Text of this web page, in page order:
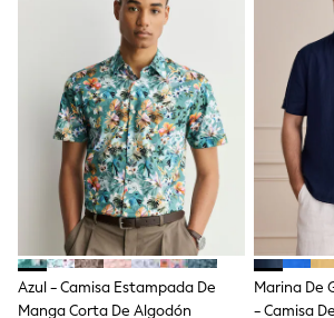
Summer Top Picks
Top Picks
THE SET
The Occasion Shop
Linen Collection
Summer Footwear
Hardware Detailing
Trending: Summer Blues
Jorts & Bermuda Shorts
Summer Textures
Shop All
Coats & Jackets
Dresses
Hoodies & Sweatshirts
Jeans
Azul - Camisa Estampada De
Manga Corta De Algodón
Marina De
- Camisa